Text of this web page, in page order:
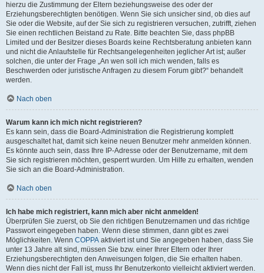
hierzu die Zustimmung der Eltern beziehungsweise des oder der
Erziehungsberechtigten benötigen. Wenn Sie sich unsicher sind, ob dies auf
Sie oder die Website, auf der Sie sich zu registrieren versuchen, zutrifft, ziehen
Sie einen rechtlichen Beistand zu Rate. Bitte beachten Sie, dass phpBB
Limited und der Besitzer dieses Boards keine Rechtsberatung anbieten kann
und nicht die Anlaufstelle für Rechtsangelegenheiten jeglicher Art ist; außer
solchen, die unter der Frage „An wen soll ich mich wenden, falls es
Beschwerden oder juristische Anfragen zu diesem Forum gibt?“ behandelt
werden.
Nach oben
Warum kann ich mich nicht registrieren?
Es kann sein, dass die Board-Administration die Registrierung komplett
ausgeschaltet hat, damit sich keine neuen Benutzer mehr anmelden können.
Es könnte auch sein, dass Ihre IP-Adresse oder der Benutzername, mit dem
Sie sich registrieren möchten, gesperrt wurden. Um Hilfe zu erhalten, wenden
Sie sich an die Board-Administration.
Nach oben
Ich habe mich registriert, kann mich aber nicht anmelden!
Überprüfen Sie zuerst, ob Sie den richtigen Benutzernamen und das richtige
Passwort eingegeben haben. Wenn diese stimmen, dann gibt es zwei
Möglichkeiten. Wenn COPPA aktiviert ist und Sie angegeben haben, dass Sie
unter 13 Jahre alt sind, müssen Sie bzw. einer Ihrer Eltern oder Ihrer
Erziehungsberechtigten den Anweisungen folgen, die Sie erhalten haben.
Wenn dies nicht der Fall ist, muss Ihr Benutzerkonto vielleicht aktiviert werden.